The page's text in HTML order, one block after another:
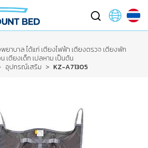
ยาบาล ได้แก่ เตียงไฟฟ้า เตียงตรวจ เตียงพัก
เตียงเด็ก เปลหาม เป็นต้น
อุปกรณ์เสริม KZ-A71305